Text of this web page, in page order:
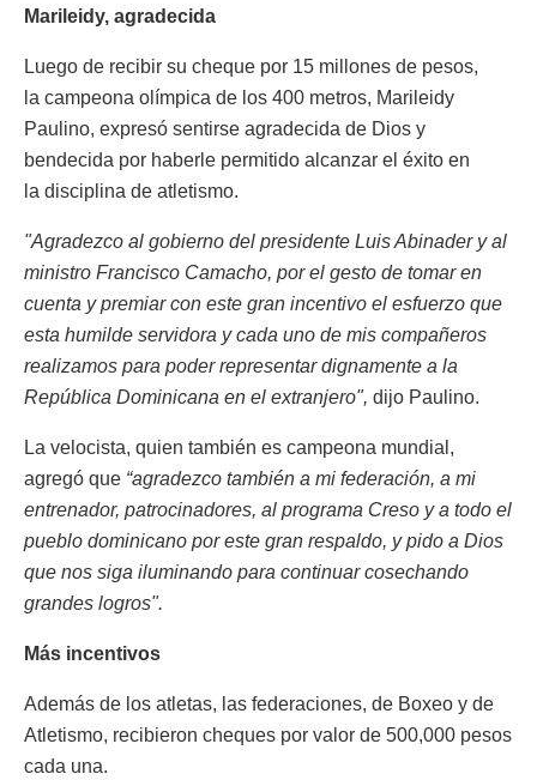
Marileidy, agradecida
Luego de recibir su cheque por 15 millones de pesos,
la campeona olímpica de los 400 metros, Marileidy
Paulino, expresó sentirse agradecida de Dios y
bendecida por haberle permitido alcanzar el éxito en
la disciplina de atletismo.
"Agradezco al gobierno del presidente Luis Abinader y al
ministro Francisco Camacho, por el gesto de tomar en
cuenta y premiar con este gran incentivo el esfuerzo que
esta humilde servidora y cada uno de mis compañeros
realizamos para poder representar dignamente a la
República Dominicana en el extranjero", dijo Paulino.
La velocista, quien también es campeona mundial,
agregó que “agradezco también a mi federación, a mi
entrenador, patrocinadores, al programa Creso y a todo el
pueblo dominicano por este gran respaldo, y pido a Dios
que nos siga iluminando para continuar cosechando
grandes logros".
Más incentivos
Además de los atletas, las federaciones, de Boxeo y de
Atletismo, recibieron cheques por valor de 500,000 pesos
cada una.